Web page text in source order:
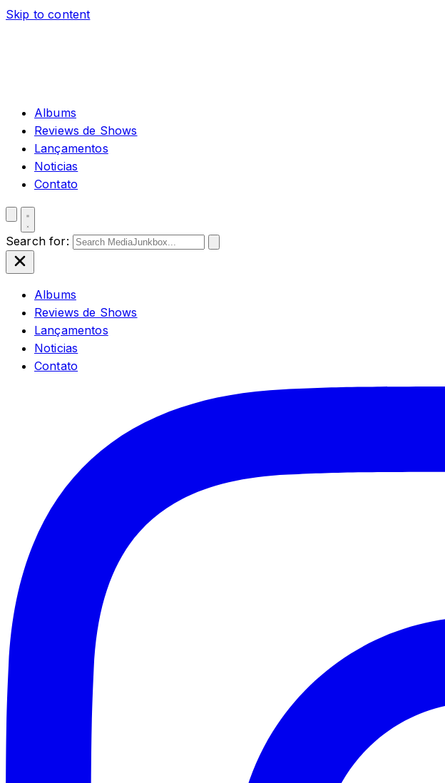
Skip to content
Albums
Reviews de Shows
Lançamentos
Noticias
Contato
Search for:
Albums
Reviews de Shows
Lançamentos
Noticias
Contato